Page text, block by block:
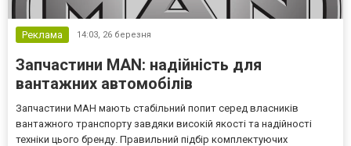
Реклама 14:03, 26 березня
Запчастини MAN: надійність для
вантажних автомобілів
Запчастини МАН мають стабільний попит серед власників
вантажного транспорту завдяки високій якості та надійності
техніки цього бренду. Правильний підбір комплектуючих